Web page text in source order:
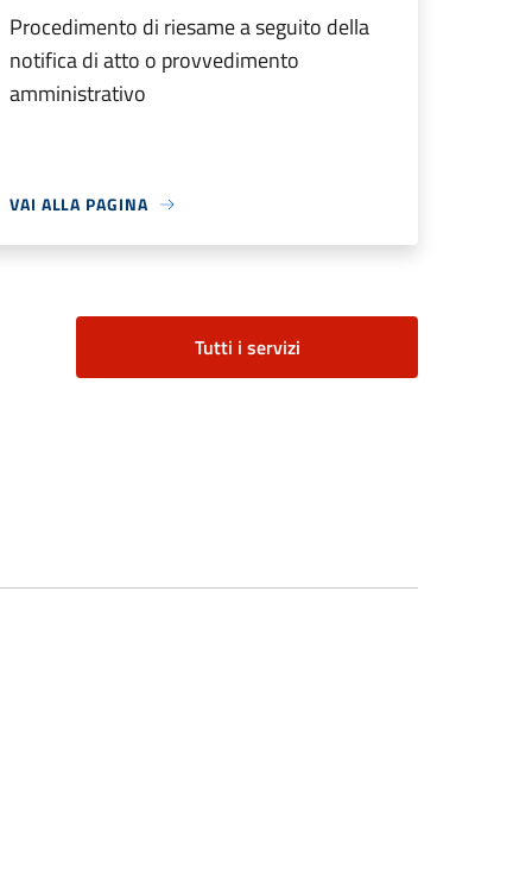
Procedimento di riesame a seguito della
notifica di atto o provvedimento
amministrativo
VAI ALLA PAGINA
Tutti i servizi